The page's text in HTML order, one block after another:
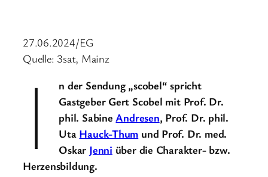
27.06.2024/EG
Quelle: 3sat, Mainz
I
n der Sendung „scobel“ spricht
Gastgeber Gert Scobel mit Prof. Dr.
phil. SabineAndresen, Prof. Dr. phil.
Uta Hauck-Thum und Prof. Dr. med.
Oskar Jenni über die Charakter- bzw.
Herzensbildung.